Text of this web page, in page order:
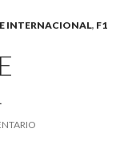
INTERNACIONAL, F1